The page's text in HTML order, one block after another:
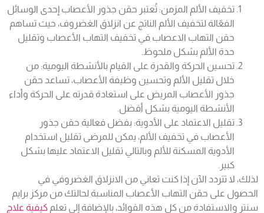
تخفيف الألم المزمن: تُعتبر حقن جذور الأعصاب إحدى الوسائل
الفعّالة لتخفيف الألم الناتج عن انزلاق الغضروف، حيث تساهم
حقن التهاب الاعصاب في تخفيف التهاب الأعصاب وتقليل
حدة الألم بشكل ملحوظ.
تحسين الحركة والقدرة على القيام بالأنشطة اليومية: من
خلال تقليل الألم وتحسين وظيفة الأعصاب، تساعد حقن
جذور الأعصاب المريض على استعادة قدرته على الحركة وأداء
الأنشطة اليومية بشكل أفضل.
تقليل الاعتماد على الأدوية: بفضل فعالية حقن جذور
الأعصاب في تخفيف الألم، يمكن للمرضى تقليل استخدام
الأدوية المسكنة للألم وبالتالي تقليل الاعتماد عليها بشكل
كبير.
لذلك، لا تتردد الآن إذا كنت تعاني من الانزلاق الغضروفي في
الحصول على حقن التهاب الأعصاب المناسبة لحالتك من مركز برايم
سنتر والاستفادة من كل هذه الفوائد، بالإضافة إلى تعلم كيفية علاج